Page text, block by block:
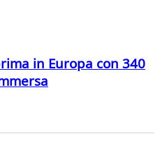
in Europa con 340